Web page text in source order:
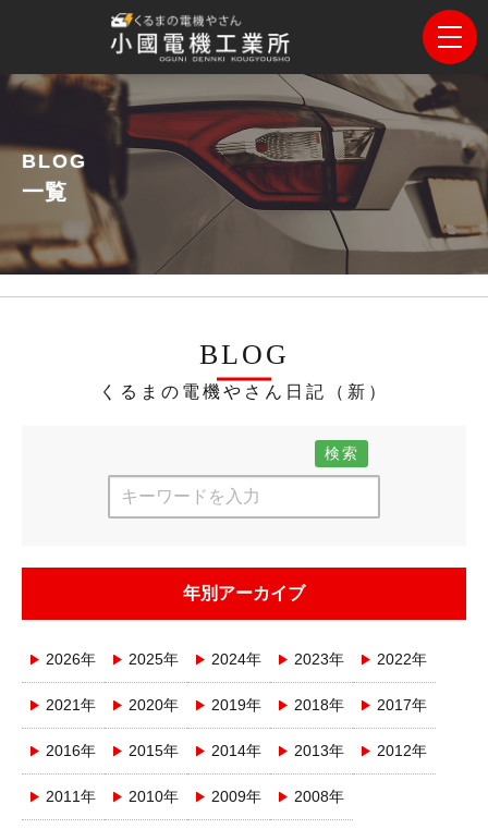
BLOG
一覧
BLOG
くるまの電機やさん日記（新）
検索
年別アーカイブ
2026年 2025年 2024年 2023年 2022年
2021年 2020年 2019年 2018年 2017年
2016年 2015年 2014年 2013年 2012年
2011年 2010年 2009年 2008年